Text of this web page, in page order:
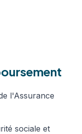
l'Assurance
sociale et